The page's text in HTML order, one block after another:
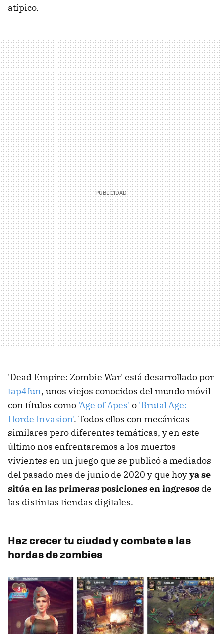
atípico.
'Dead Empire: Zombie War' está desarrollado por
tap4fun, unos viejos conocidos del mundo móvil
con títulos como 'Age of Apes' o 'Brutal Age:
Horde Invasion'. Todos ellos con mecánicas
similares pero diferentes temáticas, y en este
último nos enfrentaremos a los muertos
vivientes en un juego que se publicó a mediados
del pasado mes de junio de 2020 y que hoyya se
sitúa en las primeras posiciones en ingresos de
las distintas tiendas digitales.
Haz crecer tu ciudad y combate a las
hordas de zombies